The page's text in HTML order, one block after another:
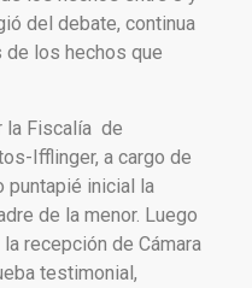
del debate, continua
los hechos que
la Fiscalía de
Ifflinger, a cargo de
puntapié inicial la
de la menor. Luego
recepción de Cámara
testimonial,